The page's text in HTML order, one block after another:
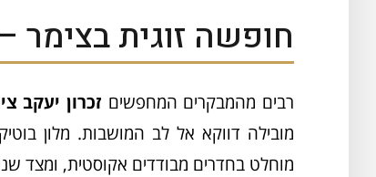
חופשה זוגית בצימר
רבים מהמבקרים המחפשים זכרון יעקב
מוחלט בחדרים מבודדים אקוסטית, ומצד